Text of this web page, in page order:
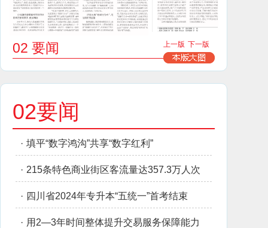
02 要闻 上一版 下一版
02要闻
· 填平“数字鸿沟”共享“数字红利”
· 215条特色商业街区客流量达357.3万人次
· 四川省2024年专升本“五统一”首考结束
· 用2—3年时间整体提升交易服务保障能力